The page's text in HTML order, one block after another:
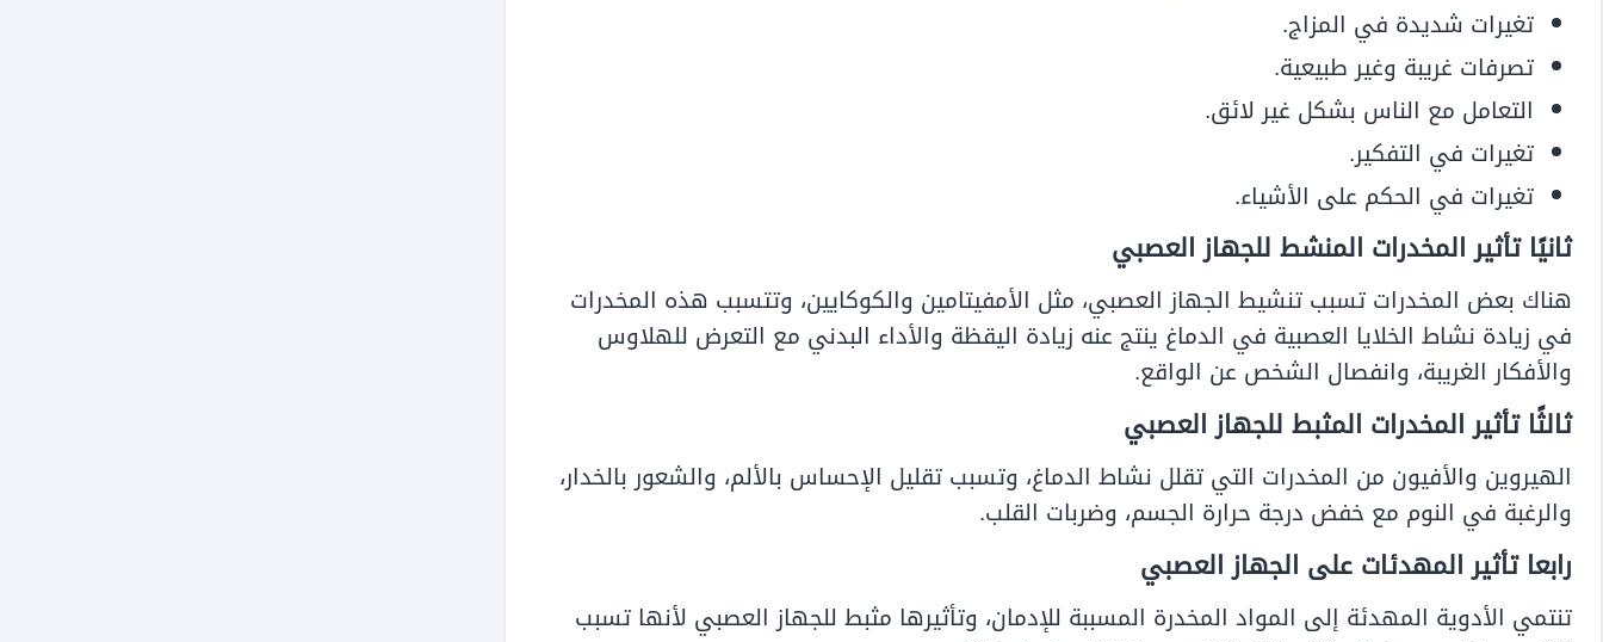
تغيرات شديدة في المزاج.
تصرفات غريبة وغير طبيعية.
التعامل مع الناس بشكل غير لائق.
تغيرات في التفكير.
تغيرات في الحكم على الأشياء.
ثانيًا تأثير المخدرات المنشط للجهاز العصبي
هناك بعض المخدرات تسبب تنشيط الجهاز العصبي، مثل الأمفيتامين والكوكايين، وتتسبب هذه المخدرات
في زيادة نشاط الخلايا العصبية في الدماغ ينتج عنه زيادة اليقظة والأداء البدني مع التعرض للهلاوس
والأفكار الغريبة، وانفصال الشخص عن الواقع.
ثالثًا تأثير المخدرات المثبط للجهاز العصبي
الهيروين والأفيون من المخدرات التي تقلل نشاط الدماغ، وتسبب تقليل الإحساس بالألم، والشعور بالخدار،
والرغبة في النوم مع خفض درجة حرارة الجسم، وضربات القلب.
رابعا تأثير المهدئات على الجهاز العصبي
تنتمي الأدوية المهدئة إلى المواد المخدرة المسببة للإدمان، وتأثيرها مثبط للجهاز العصبي لأنها تسبب